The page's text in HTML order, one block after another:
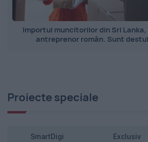
Importul muncitorilor din Sri
antreprenor român. Sunt
Proiecte speciale
SmartDigi Exclusiv